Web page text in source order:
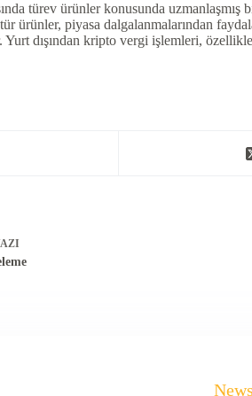
türev ürünler konusunda
ürünler, piyasa dalgalanmalarından
Yurt dışından kripto vergi işlemleri,